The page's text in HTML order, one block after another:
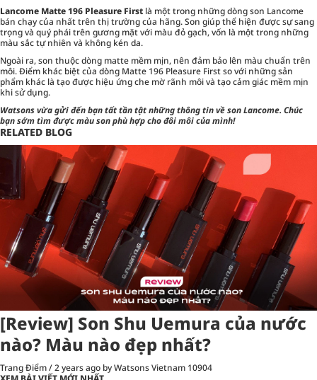
Lancome Matte 196 Pleasure First là một trong những dòng son Lancome
bán chạy của nhất trên thị trường của hãng. Son giúp thể hiện được sự sang
trọng và quý phái trên gương mặt với màu đỏ gạch, vốn là một trong những
màu sắc tự nhiên và không kén da.
Ngoài ra, son thuộc dòng matte mềm mịn, nên đảm bảo lên màu chuẩn trên
môi. Điểm khác biệt của dòng Matte 196 Pleasure First so với những sản
phẩm khác là tạo được hiệu ứng che mờ rãnh môi và tạo cảm giác mềm mịn
khi sử dụng.
Watsonsvừa gửi đến bạn tất tần tật những thông tin về son Lancome. Chúc
bạn sớm tìm được màu son phù hợp cho đôi môi của mình!
RELATED BLOG
[Review] Son Shu Uemura của nước
nào? Màu nào đẹp nhất?
Trang Điểm/2 years ago by Watsons Vietnam 10904